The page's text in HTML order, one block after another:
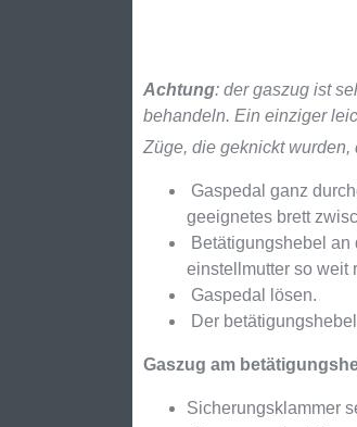
Achtung: der gaszug ist
behandeln. Ein einziger
Züge, die geknickt
Gaspedal ganz
geeignetes brett
Betätigungshebel
einstellmutter so weit
Gaspedal lösen.
Der
Gaszug am
Sicherungsklammer